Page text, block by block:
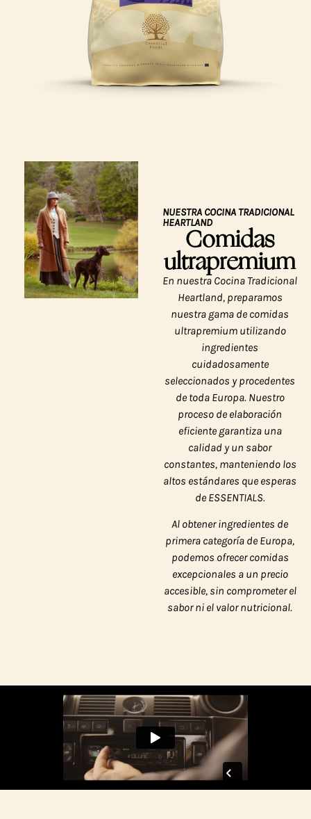
NUESTRA COCINA TRADICIONAL
HEARTLAND
Comidas
ultrapremium
En nuestra Cocina Tradicional
Heartland, preparamos
nuestra gama de comidas
ultrapremium utilizando
ingredientes
cuidadosamente
seleccionados y procedentes
de toda Europa. Nuestro
proceso de elaboración
eficiente garantiza una
calidad y un sabor
constantes, manteniendo los
altos estándares que esperas
de ESSENTIALS.
Al obtener ingredientes de
primera categoría de Europa,
podemos ofrecer comidas
excepcionales a un precio
accesible, sin comprometer el
sabor ni el valor nutricional.